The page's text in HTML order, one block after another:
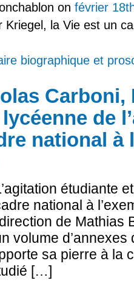
on février
Kriegel, la Vie est un
biographique et
Carboni,
de
national à
étudiante
national à
de Mathias
volume
sa pierre à la
[…]